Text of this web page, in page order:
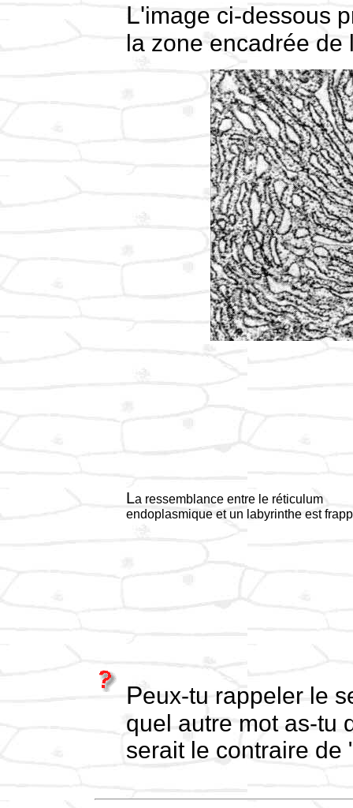
L'image ci-dessous présente un agrendissement de
la zone encadrée
La ressemblance entre le réticulum
endoplasmique et un labyrinthe est
Peux-tu rappeler le sens du préfixe "endo"? Dans
quel autre mot as-tu
serait le contraire de